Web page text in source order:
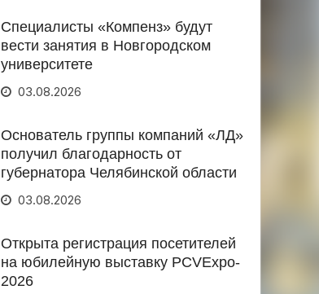
Специалисты «Компенз» будут
вести занятия в Новгородском
университете
03.08.2026
Основатель группы компаний «ЛД»
получил благодарность от
губернатора Челябинской области
03.08.2026
Открыта регистрация посетителей
на юбилейную выставку PCVExpo-
2026